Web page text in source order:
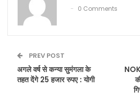
0 Comments
PREV POST
अगले वर्ष से कन्या सुमंगला के
तहत देंगे 25 हजार रुपए : योगी